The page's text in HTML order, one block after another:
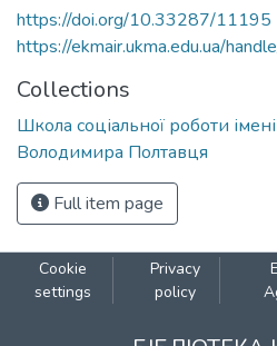
https://doi.org/10.33287/11195
https://ekmair.ukma.edu.ua/
Collections
Школа соціальної роботи
Володимира Полтавця
Full item page
Cookie
settings
Privacy
policy